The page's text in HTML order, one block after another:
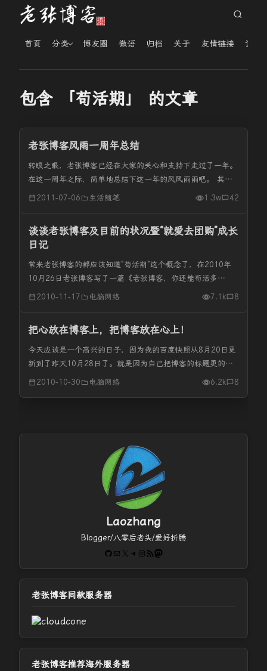
首页 分类 博友圈 微语 归档 关于 友情链接 读者
包含 「苟活期」 的文章
老张博客风雨一周年总结
转眼之眼，老张博客已经在大家的关心和支持下走过了一年。
在这一周年之际，简单地总结下这一年的风风雨雨吧。 其实
老张建博客时间应该老早了，早在2009年初就应该有了自己
2011-07-06 生活随笔 1.3w 42
谈谈老张博客及目前的状况暨“就爱去团购”成长
日记
常来老张博客的都应该知道“苟活期”这个概念了，在2010年
10月26日老张博客写了一篇《老张博客，你还能苟活多
久？》详细述说了老张博客的目前状况。但是由于前几天同意
2010-11-17 电脑网络 7.1k 8
把心放在博客上，把博客放在心上！
今天应该是一个高兴的日子，因为我的百度快照从8月20日更
新到了昨天10月28日了。就是因为自己把博客的标题更的了
几次，导致首面的权重降了很多，从而导致百度认为你的网站
2010-10-30 电脑网络 6.2k 8
Laozhang
Blogger/八零后老头/爱好折腾
GitHub
电子邮件 X Telegram
Instagram
RSS FeedMastodon
老张博客同款服务器
老张博客推荐海外服务器